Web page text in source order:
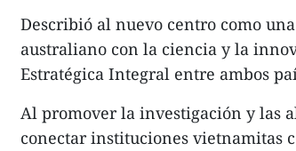
Describió al nuevo centro como
australiano con la ciencia y la
Estratégica Integral entre ambos
Al promover la investigación y las
conectar instituciones vietnamitas